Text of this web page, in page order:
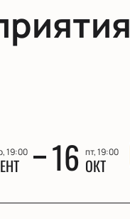
19:00 16 пт, 19:00
ОКТ